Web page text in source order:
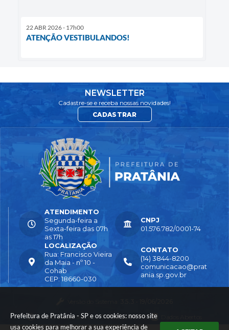
Prefeitura de Pratânia - SP e os cookies: nosso site
usa cookies para melhorar a sua experiência de
22 ABR 2026 - 17h00
ATENÇÃO VESTIBULANDOS!
NEWSLETTER
Cadastre-se e receba nossas novidades!
CADASTRAR
LOCALIZAÇÃO
Rua: Francisco Vieira
da Maia - nº 10 -
Cohab
CEP: 18660-030
CONTATO
(14) 3844-8200
comunicacao@prat
ania.sp.gov.br
ATENDIMENTO
Segunda-feira a
Sexta-feira das 07h
as 17h
CNPJ
01.576.782/0001-74
Portal atualizado em:04/08/2026 16:55